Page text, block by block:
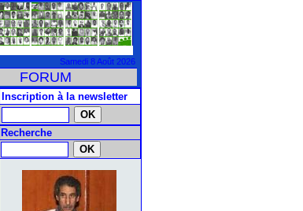
Samedi 8 Août 2026
FORUM
Inscription à la newsletter
Recherche